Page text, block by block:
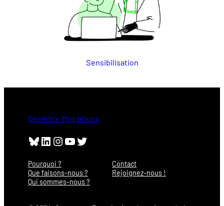
Sensibilisation
Désinfox-Migrations
Bluesky LinkedIn Instagram YouTube Twitter
Pourquoi ?
Que faisons-nous ?
Qui sommes-nous ?
Contact
Rejoignez-nous !